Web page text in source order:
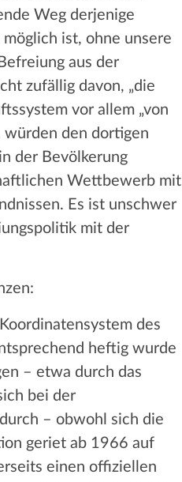
Weg derjenige
ist, ohne unsere
aus der
zufällig davon, „die
vor allem „von
würden den dortigen
der Bevölkerung
Wettbewerb mit
Es ist unschwer
mit der
des
heftig wurde
– etwa durch das
bei der
– obwohl sich die
geriet ab 1966 auf
einen offiziellen